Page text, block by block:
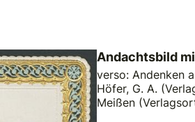
Andachtsbild
verso: Andenken
Höfer, G. A.
Meißen